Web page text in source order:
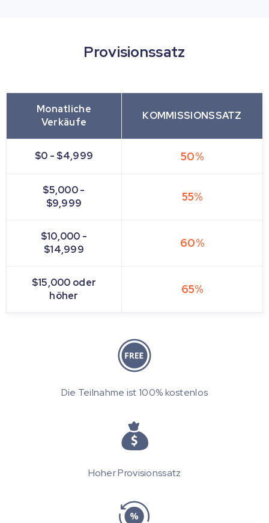
Provisionssatz
Monatliche
Verkäufe
KOMMISSIONSSATZ
$0 - $4,999 50%
$5,000 -
$9,999
55%
$10,000 -
$14,999
60%
$15,000 oder
höher
65%
Die Teilnahme ist 100% kostenlos
Hoher Provisionssatz